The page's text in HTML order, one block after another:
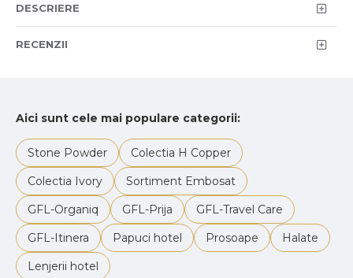
DESCRIERE
RECENZII
Aici sunt cele mai populare categorii:
Stone Powder
Colectia H Copper
Colectia Ivory
Sortiment Embosat
GFL-Organiq
GFL-Prija
GFL-Travel Care
GFL-Itinera
Papuci hotel Prosoape
Halate
Lenjerii hotel